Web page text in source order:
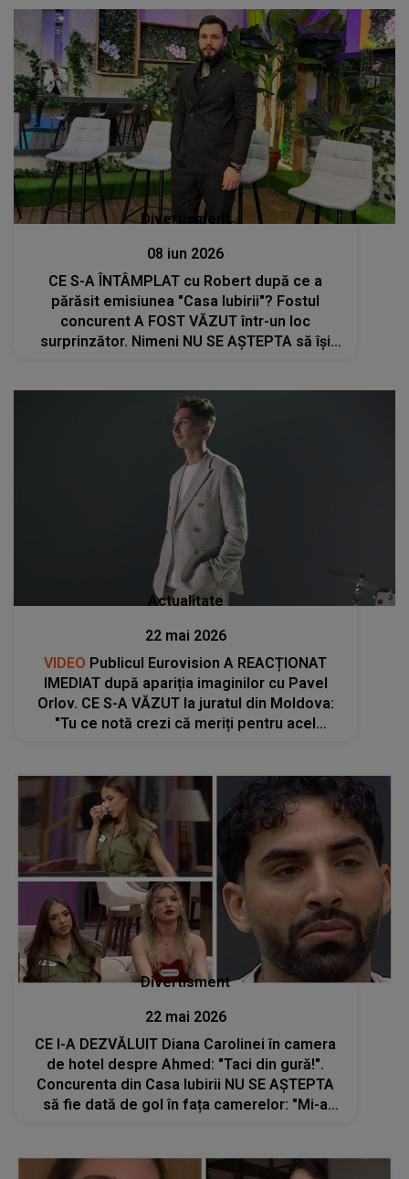
Divertisment
08 iun 2026
CE S-A ÎNTÂMPLAT cu Robert după ce a
părăsit emisiunea "Casa Iubirii"? Fostul
concurent A FOST VĂZUT într-un loc
surprinzător. Nimeni NU SE AȘTEPTA să își
Actualitate
22 mai 2026
VIDEO Publicul Eurovision A REACȚIONAT
IMEDIAT după apariția imaginilor cu Pavel
Orlov. CE S-A VĂZUT la juratul din Moldova:
"Tu ce notă crezi că meriți pentru acel
Divertisment
22 mai 2026
CE I-A DEZVĂLUIT Diana Carolinei în camera
de hotel despre Ahmed: "Taci din gură!".
Concurenta din Casa Iubirii NU SE AȘTEPTA
să fie dată de gol în fața camerelor: "Mi-a